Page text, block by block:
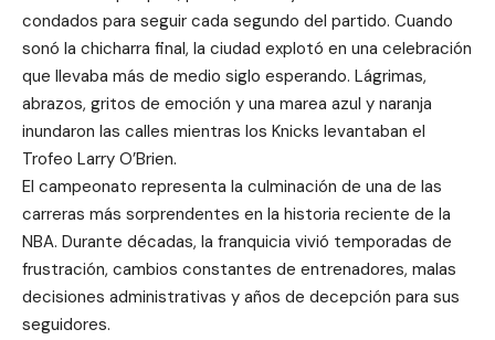
condados para seguir cada segundo del partido. Cuando
sonó la chicharra final, la ciudad explotó en una celebración
que llevaba más de medio siglo esperando. Lágrimas,
abrazos, gritos de emoción y una marea azul y naranja
inundaron las calles mientras los Knicks levantaban el
Trofeo Larry O’Brien.
El campeonato representa la culminación de una de las
carreras más sorprendentes en la historia reciente de la
NBA. Durante décadas, la franquicia vivió temporadas de
frustración, cambios constantes de entrenadores, malas
decisiones administrativas y años de decepción para sus
seguidores.